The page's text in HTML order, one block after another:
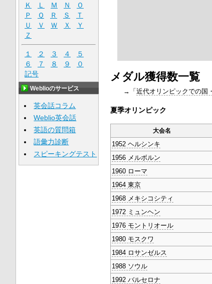
メダル獲得数一覧
→「 近代オリンピックでの国
夏季オリンピック
大会名
1952 ヘルシンキ
1956 メルボルン
1960 ローマ
1964 東京
1968 メキシコシティ
1972 ミュンヘン
1976 モントリオール
1980 モスクワ
1984 ロサンゼルス
1988 ソウル
1992 バルセロナ
Ｋ
Ｌ Ｍ Ｎ
Ｏ
Ｐ
Ｑ Ｒ Ｓ
Ｔ
Ｕ
Ｖ Ｗ Ｘ
Ｙ
Ｚ
１ ２ ３ ４
５
６
７ ８ ９
０
記号
Weblioのサービス
英会話コラム
Weblio英会話
英語の質問箱
語彙力診断
スピーキングテスト